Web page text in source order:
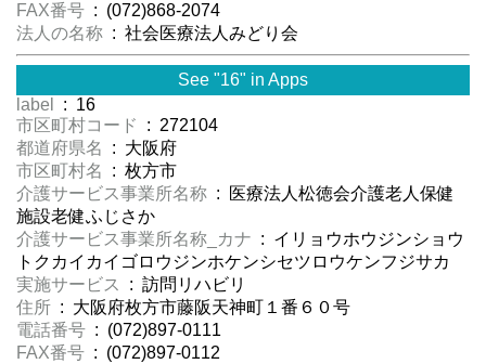
FAX番号 : (072)868-2074
法人の名称 : 社会医療法人みどり会
See "16" in Apps
label
: 16
市区町村コード
: 272104
都道府県名
: 大阪府
市区町村名
: 枚方市
介護サービス事業所名称 : 医療法人松徳会介護老人保健
施設老健ふじさか
介護サービス事業所名称_カナ : イリョウホウジンショウ
トクカイカイゴロウジンホケンシセツロウケンフジサカ
実施サービス
: 訪問リハビリ
住所 : 大阪府枚方市藤阪天神町１番６０号
電話番号 : (072)897-0111
FAX番号 : (072)897-0112